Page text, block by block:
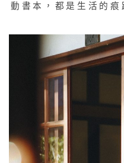
動書本，都是生活的痕